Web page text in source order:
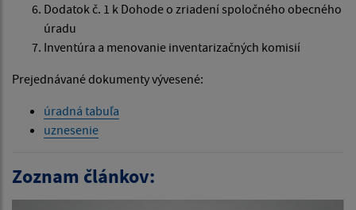
Dodatok č. 1 k Dohode o zriadení spoločného obecného
úradu
Inventúra a menovanie inventarizačných komisií
Prejednávané dokumenty vývesené:
úradná tabuľa
uznesenie
Zoznam článkov: